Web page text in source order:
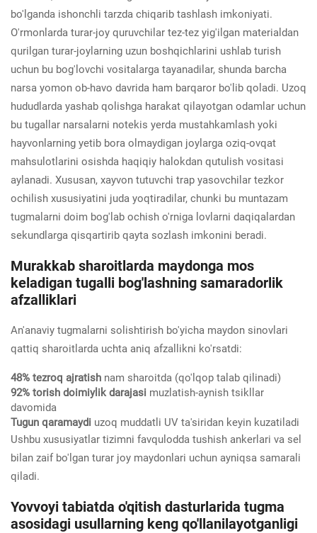
bo'lganda ishonchli tarzda chiqarib tashlash imkoniyati.
O'rmonlarda turar-joy quruvchilar tez-tez yig'ilgan materialdan
qurilgan turar-joylarning uzun boshqichlarini ushlab turish
uchun bu bog'lovchi vositalarga tayanadilar, shunda barcha
narsa yomon ob-havo davrida ham barqaror bo'lib qoladi. Uzoq
hududlarda yashab qolishga harakat qilayotgan odamlar uchun
bu tugallar narsalarni notekis yerda mustahkamlash yoki
hayvonlarning yetib bora olmaydigan joylarga oziq-ovqat
mahsulotlarini osishda haqiqiy halokdan qutulish vositasi
aylanadi. Xususan, xayvon tutuvchi trap yasovchilar tezkor
ochilish xususiyatini juda yoqtiradilar, chunki bu muntazam
tugmalarni doim bog'lab ochish o'rniga lovlarni daqiqalardan
sekundlarga qisqartirib qayta sozlash imkonini beradi.
Murakkab sharoitlarda maydonga mos
keladigan tugalli bog'lashning samaradorlik
afzalliklari
An'anaviy tugmalarni solishtirish bo'yicha maydon sinovlari
qattiq sharoitlarda uchta aniq afzallikni ko'rsatdi:
48% tezroq ajratish nam sharoitda (qo'lqop talab qilinadi)
92% torish doimiylik darajasi muzlatish-aynish tsikllar
davomida
Tugun qaramaydi uzoq muddatli UV ta'siridan keyin kuzatiladi
Ushbu xususiyatlar tizimni favqulodda tushish ankerlari va sel
bilan zaif bo'lgan turar joy maydonlari uchun ayniqsa samarali
qiladi.
Yovvoyi tabiatda o'qitish dasturlarida tugma
asosidagi usullarning keng qo'llanilayotganligi